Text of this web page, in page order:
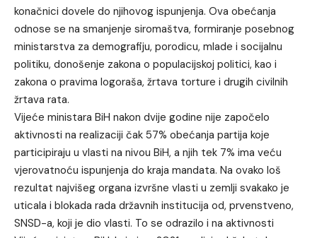
konačnici dovele do njihovog ispunjenja. Ova obećanja
odnose se na smanjenje siromaštva, formiranje posebnog
ministarstva za demografiju, porodicu, mlade i socijalnu
politiku, donošenje zakona o populacijskoj politici, kao i
zakona o pravima logoraša, žrtava torture i drugih civilnih
žrtava rata.
Vijeće ministara BiH nakon dvije godine nije započelo
aktivnosti na realizaciji čak 57% obećanja partija koje
participiraju u vlasti na nivou BiH, a njih tek 7% ima veću
vjerovatnoću ispunjenja do kraja mandata. Na ovako loš
rezultat najvišeg organa izvršne vlasti u zemlji svakako je
uticala i blokada rada državnih institucija od, prvenstveno,
SNSD-a, koji je dio vlasti. To se odrazilo i na aktivnosti